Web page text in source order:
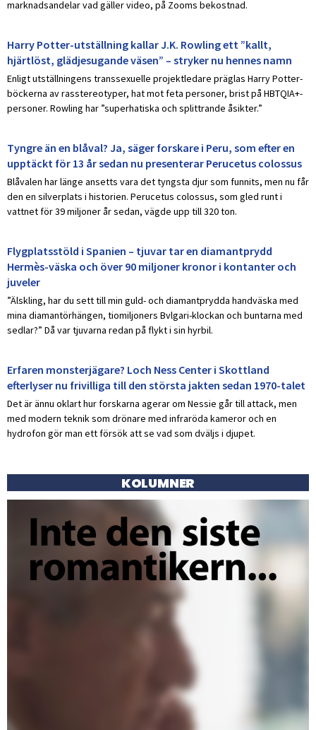
marknadsandelar vad gäller video, på Zooms bekostnad.
Harry Potter-utställning kallar J.K. Rowling ett ”kallt,
hjärtlöst, glädjesugande väsen” – stryker nu hennes namn
Enligt utställningens transsexuelle projektledare präglas Harry Potter-
böckerna av rasstereotyper, hat mot feta personer, brist på HBTQIA+-
personer. Rowling har ”superhatiska och splittrande åsikter.”
Tyngre än en blåval? Ja, säger forskare i Peru, som efter en
upptäckt för 13 år sedan nu presenterar Perucetus colossus
Blåvalen har länge ansetts vara det tyngsta djur som funnits, men nu får
den en silverplats i historien. Perucetus colossus, som gled runt i
vattnet för 39 miljoner år sedan, vägde upp till 320 ton.
Flygplatsstöld i Spanien – tjuvar tar en diamantprydd
Hermès-väska och över 90 miljoner kronor i kontanter och
juveler
”Älskling, har du sett till min guld- och diamantprydda handväska med
mina diamantörhängen, tiomiljoners Bvlgari-klockan och buntarna med
sedlar?” Då var tjuvarna redan på flykt i sin hyrbil.
Erfaren monsterjägare? Loch Ness Center i Skottland
efterlyser nu frivilliga till den största jakten sedan 1970-talet
Det är ännu oklart hur forskarna agerar om Nessie går till attack, men
med modern teknik som drönare med infraröda kameror och en
hydrofon gör man ett försök att se vad som dväljs i djupet.
KOLUMNER